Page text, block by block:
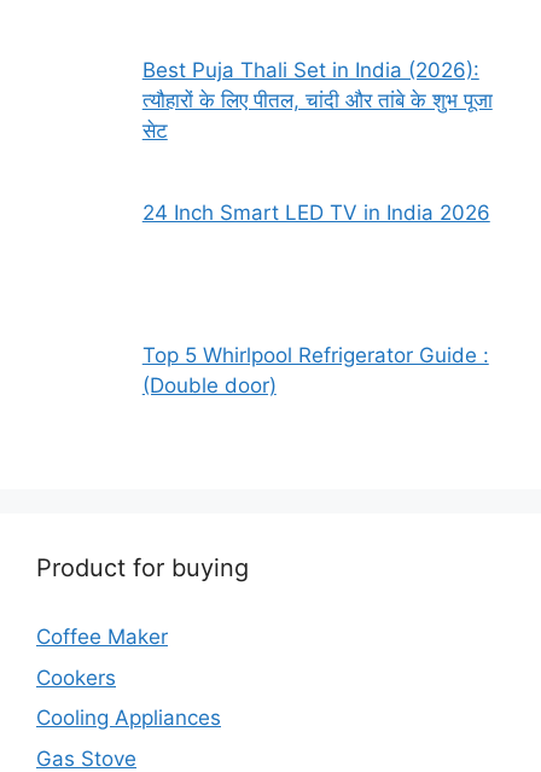
Best Puja Thali Set in India (2026):
त्यौहारों के लिए पीतल, चांदी और तांबे के शुभ पूजा
सेट
24 Inch Smart LED TV in India 2026
Top 5 Whirlpool Refrigerator Guide :
(Double door)
Product for buying
Coffee Maker
Cookers
Cooling Appliances
Gas Stove